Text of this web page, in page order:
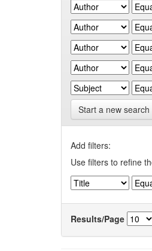
Start a new search
Add filters:
Use filters to refine
Results/Page